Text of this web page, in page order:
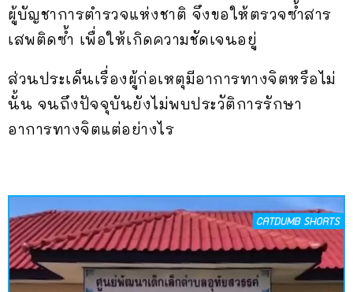
ผู้บัญชาการตำรวจแห่งชาติ จึงขอให้ตรวจซ้ำสาร
เสพติดซ้ำ เพื่อให้เกิดความชัดเจนอยู่
ส่วนประเด็นเรื่องผู้ก่อเหตุมีอาการทางจิตหรือไม่
นั้น จนถึงปัจจุบันยังไม่พบประวัติการรักษา
อาการทางจิตแต่อย่างไร